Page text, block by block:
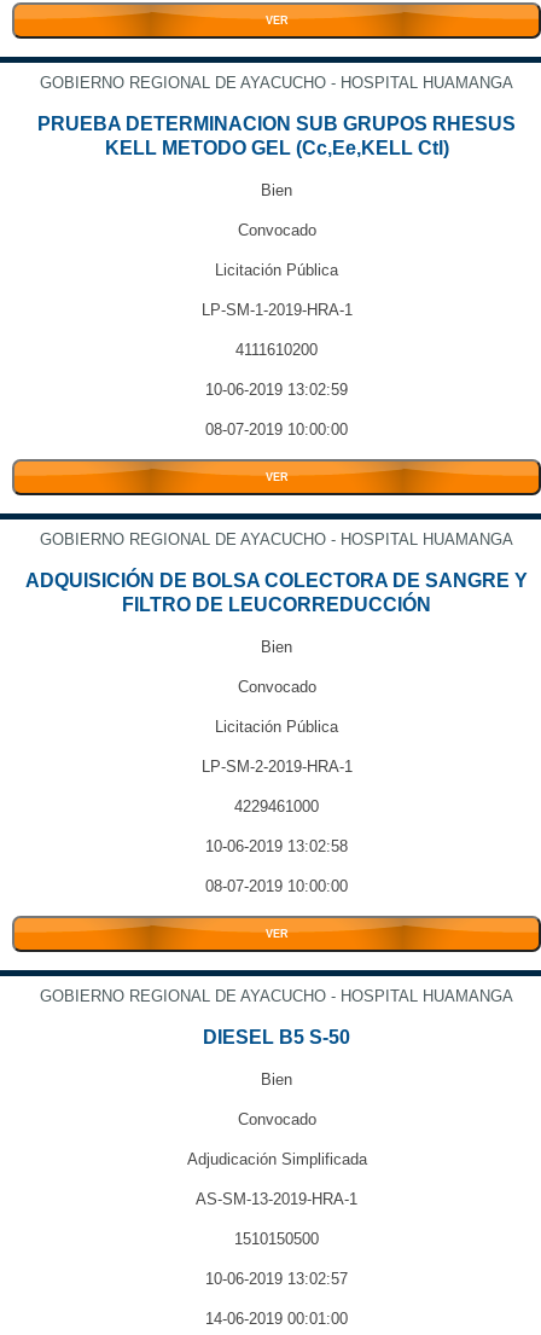
VER
GOBIERNO REGIONAL DE AYACUCHO - HOSPITAL HUAMANGA
PRUEBA DETERMINACION SUB GRUPOS RHESUS
KELL METODO GEL (Cc,Ee,KELL Ctl)
Bien
Convocado
Licitación Pública
LP-SM-1-2019-HRA-1
4111610200
10-06-2019 13:02:59
08-07-2019 10:00:00
VER
GOBIERNO REGIONAL DE AYACUCHO - HOSPITAL HUAMANGA
ADQUISICIÓN DE BOLSA COLECTORA DE SANGRE Y
FILTRO DE LEUCORREDUCCIÓN
Bien
Convocado
Licitación Pública
LP-SM-2-2019-HRA-1
4229461000
10-06-2019 13:02:58
08-07-2019 10:00:00
VER
GOBIERNO REGIONAL DE AYACUCHO - HOSPITAL HUAMANGA
DIESEL B5 S-50
Bien
Convocado
Adjudicación Simplificada
AS-SM-13-2019-HRA-1
1510150500
10-06-2019 13:02:57
14-06-2019 00:01:00